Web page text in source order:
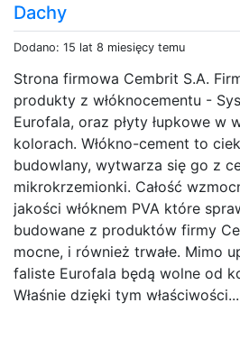
Dachy
Dodano: 15 lat 8 miesięcy temu
Strona firmowa Cembrit S.A.
produkty z włóknocementu -
Eurofala, oraz płyty łupkowe w
kolorach. Włókno-cement to
budowlany, wytwarza się go z
mikrokrzemionki. Całość
jakości włóknem PVA które
budowane z produktów firmy
mocne, i również trwałe. Mimo
faliste Eurofala będą wolne od
Właśnie dzięki tym właściwości...